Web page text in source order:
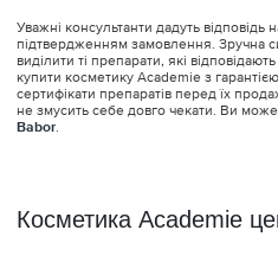
Уважні консультанти дадуть відповідь
підтвердженням замовлення. Зручна
виділити ті препарати, які
купити косметику Academie з
сертифікати препаратів перед їх
не змусить себе довго чекати. Ви
Babor.
Косметика Academie